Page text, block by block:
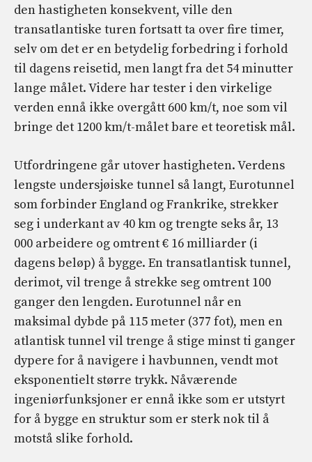
den hastigheten konsekvent, ville den
transatlantiske turen fortsatt ta over fire timer,
selv om det er en betydelig forbedring i forhold
til dagens reisetid, men langt fra det 54 minutter
lange målet. Videre har tester i den virkelige
verden ennå ikke overgått 600 km/t, noe som vil
bringe det 1200 km/t-målet bare et teoretisk mål.
Utfordringene går utover hastigheten. Verdens
lengste undersjøiske tunnel så langt, Eurotunnel
som forbinder England og Frankrike, strekker
seg i underkant av 40 km og trengte seks år, 13
000 arbeidere og omtrent € 16 milliarder (i
dagens beløp) å bygge. En transatlantisk tunnel,
derimot, vil trenge å strekke seg omtrent 100
ganger den lengden. Eurotunnel når en
maksimal dybde på 115 meter (377 fot), men en
atlantisk tunnel vil trenge å stige minst ti ganger
dypere for å navigere i havbunnen, vendt mot
eksponentielt større trykk. Nåværende
ingeniørfunksjoner er ennå ikke som er utstyrt
for å bygge en struktur som er sterk nok til å
motstå slike forhold.